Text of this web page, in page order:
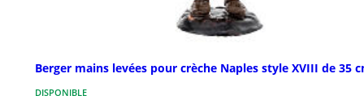
Berger mains levées pour crèche Naples style XVIII de 35
DISPONIBLE